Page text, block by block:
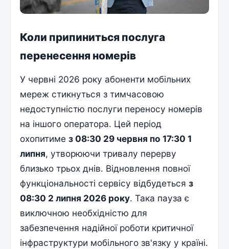
Коли припиниться послуга
перенесення номерів
У червні 2026 року абоненти мобільних
мереж стикнуться з тимчасовою
недоступністю послуги переносу номерів
на іншого оператора. Цей період
охопитимез 08:30 29 червня по 17:30 1
липня, утворюючи тривалу перерву
близько трьох днів. Відновлення повної
функціональності сервісу відбудетьсяз
08:30 2 липня 2026 року. Така пауза є
виключною необхідністю для
забезпечення надійної роботи критичної
інфраструктури мобільного зв'язку у країні.